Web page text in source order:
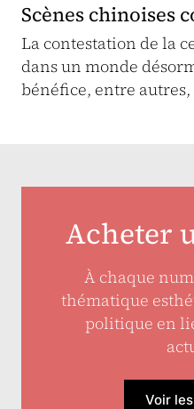
Scènes chinoises
La contestation de la
dans un monde
bénéfice, entre
Acheter
À chaque
thématique
politique en
Voir